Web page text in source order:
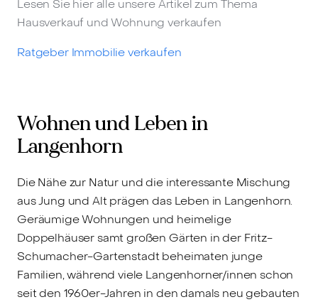
Lesen Sie hier alle unsere Artikel zum Thema
Hausverkauf und Wohnung verkaufen
Ratgeber Immobilie verkaufen
Wohnen und Leben in
Langenhorn
Die Nähe zur Natur und die interessante Mischung
aus Jung und Alt prägen das Leben in Langenhorn.
Geräumige Wohnungen und heimelige
Doppelhäuser samt großen Gärten in der Fritz-
Schumacher-Gartenstadt beheimaten junge
Familien, während viele Langenhorner/innen schon
seit den 1960er-Jahren in den damals neu gebauten